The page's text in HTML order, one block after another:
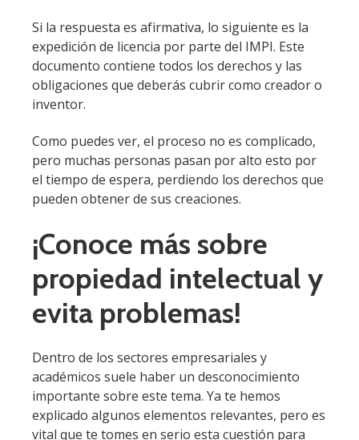
Si la respuesta es afirmativa, lo siguiente es la
expedición de licencia por parte del IMPI. Este
documento contiene todos los derechos y las
obligaciones que deberás cubrir como creador o
inventor.
Como puedes ver, el proceso no es complicado,
pero muchas personas pasan por alto esto por
el tiempo de espera, perdiendo los derechos que
pueden obtener de sus creaciones.
¡Conoce más sobre
propiedad intelectual y
evita problemas!
Dentro de los sectores empresariales y
académicos suele haber un desconocimiento
importante sobre este tema. Ya te hemos
explicado algunos elementos relevantes, pero es
vital que te tomes en serio esta cuestión para